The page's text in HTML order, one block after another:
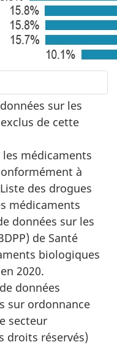
sur les
de cette
médicaments
à
des drogues
médicaments
données sur les
de Santé
biologiques
2020.
données
sur ordonnance
secteur
droits réservés)